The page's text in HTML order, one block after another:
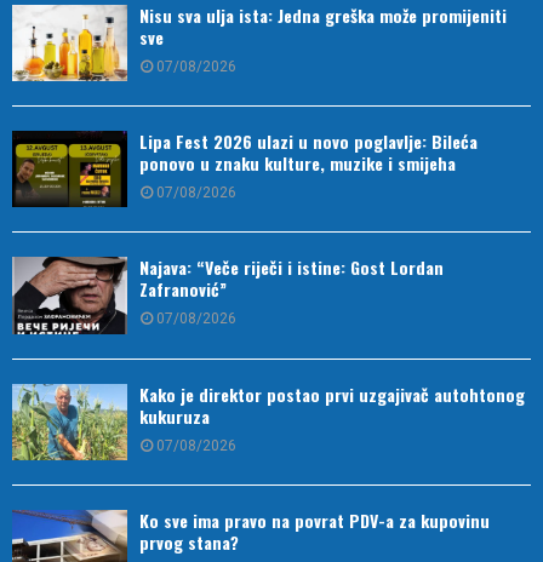
Nisu sva ulja ista: Jedna greška može promijeniti
sve
07/08/2026
Lipa Fest 2026 ulazi u novo poglavlje: Bileća
ponovo u znaku kulture, muzike i smijeha
07/08/2026
Najava: “Veče riječi i istine: Gost Lordan
Zafranović”
07/08/2026
Kako je direktor postao prvi uzgajivač autohtonog
kukuruza
07/08/2026
Ko sve ima pravo na povrat PDV-a za kupovinu
prvog stana?